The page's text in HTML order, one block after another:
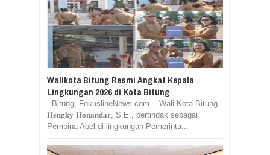
Walikota Bitung Resmi Angkat Kepala
Lingkungan 2026 di Kota Bitung
Bitung, FokuslineNews.com -- Wali Kota Bitung,
𝐇𝐞𝐧𝐠𝐤𝐲 𝐇𝐨𝐧𝐚𝐧𝐝𝐚𝐫, S.E., bertindak sebagai
Pembina Apel di lingkungan Pemerinta...